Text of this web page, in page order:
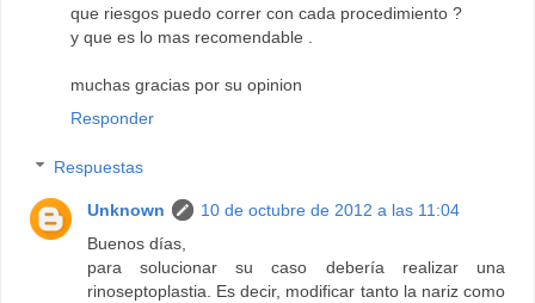
que riesgos puedo correr con cada procedimiento ?
y que es lo mas recomendable .
muchas gracias por su opinion
Responder
Respuestas
Unknown
10 de octubre de 2012 a las 11:04
Buenos días,
para solucionar su caso debería realizar una
rinoseptoplastia. Es decir, modificar tanto la nariz como